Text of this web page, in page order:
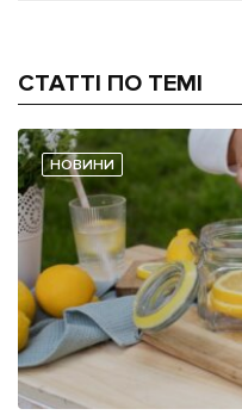
СТАТТІ ПО ТЕМІ
НОВИНИ